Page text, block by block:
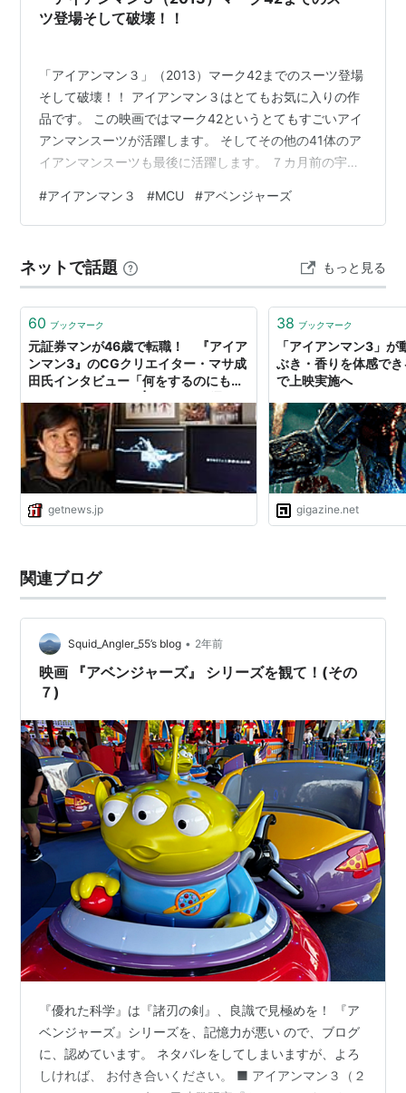
ツ登場そして破壊！！
「アイアンマン３」（2013）マーク42までのスーツ登場
そして破壊！！ アイアンマン３はとてもお気に入りの作
品です。 この映画ではマーク42というとてもすごいアイ
アンマンスーツが活躍します。 そしてその他の41体のア
イアンマンスーツも最後に活躍します。 ７カ月前の宇宙
アイアンマンスーツを作ることで維持された来ました。
異常とも思える天才ぶりに恋人のペッパーも心身が不安
科学者が起こした。最強兵器です。実際強かった。 トニ
ーは全スーツを駆使して立ち向かい。ペッパーの協力も
あってなんとか敵を倒します.…
#アイアンマン３ #MCU #アベンジャーズ
ネットで話題 もっと見る
60 ブックマーク
元証券マンが46歳で転職！ 『アイア
ンマン3』のCGクリエイター・マサ成
田氏インタビュー「何をするのにも遅
GetNews
getnews.jp
38 ブックマーク
「アイアンマン3」が
ぶき・香りを体感で
で上映実施へ
gigazine.net
関連ブログ
Squid_Angler_55’s blog • 2年前
映画 『アベンジャーズ』 シリーズを観て！(その
７)
『優れた科学』は『諸刃の剣』、良識で見極めを！ 『ア
ベンジャーズ』シリーズを、記憶力が悪い ので、ブログ
に、認めています。 ネタバレをしてしまいますが、よろ
しければ、 お付き合いください。 ■ アイアンマン３（２